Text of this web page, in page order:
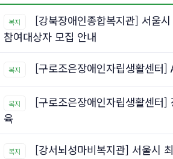
복지
[강북장애인종합복지관] 서울
참여대상자 모집 안내
복지 [구로조은장애인자립생활센터]
복지
[구로조은장애인자립생활센터
육
복지 [강서뇌성마비복지관] 서울시